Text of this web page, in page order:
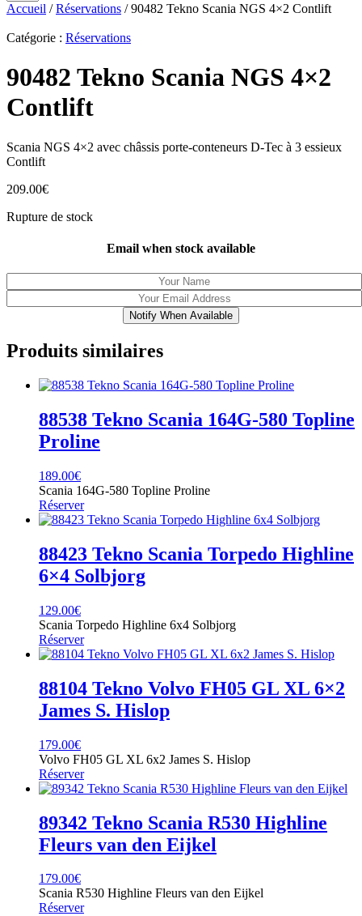
Accueil /Réservations / 90482 Tekno Scania NGS 4×2 Contlift
Catégorie : Réservations
90482 Tekno Scania NGS 4×2
Contlift
Scania NGS 4×2 avec châssis porte-conteneurs D-Tec à 3 essieux
Contlift
209.00€
Rupture de stock
Email when stock available
Notify When Available
Produits similaires
88538 Tekno Scania 164G-580 Topline
Proline
189.00€
Scania 164G-580 Topline Proline
Réserver
88423 Tekno Scania Torpedo Highline
6×4 Solbjorg
129.00€
Scania Torpedo Highline 6x4 Solbjorg
Réserver
88104 Tekno Volvo FH05 GL XL 6×2
James S. Hislop
179.00€
Volvo FH05 GL XL 6x2 James S. Hislop
Réserver
89342 Tekno Scania R530 Highline
Fleurs van den Eijkel
179.00€
Scania R530 Highline Fleurs van den Eijkel
Réserver